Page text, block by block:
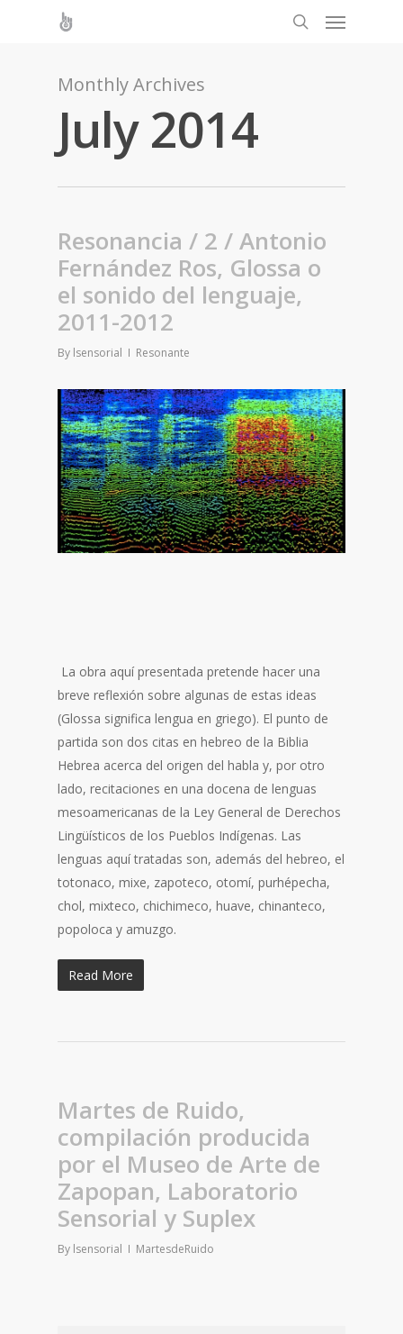
Monthly Archives
July 2014
Resonancia / 2 / Antonio
Fernández Ros, Glossa o
el sonido del lenguaje,
2011-2012
By lsensorial Resonante
La obra aquí presentada pretende hacer una
breve reflexión sobre algunas de estas ideas
(Glossa significa lengua en griego). El punto de
partida son dos citas en hebreo de la Biblia
Hebrea acerca del origen del habla y, por otro
lado, recitaciones en una docena de lenguas
mesoamericanas de la Ley General de Derechos
Lingüísticos de los Pueblos Indígenas. Las
lenguas aquí tratadas son, además del hebreo, el
totonaco, mixe, zapoteco, otomí, purhépecha,
chol, mixteco, chichimeco, huave, chinanteco,
popoloca y amuzgo.
Read More
Martes de Ruido,
compilación producida
por el Museo de Arte de
Zapopan, Laboratorio
Sensorial y Suplex
By lsensorial MartesdeRuido